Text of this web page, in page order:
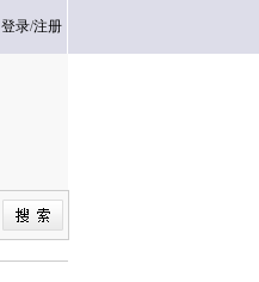
登录/注册